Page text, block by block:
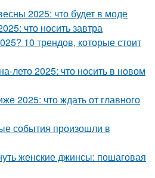
2025: что будет в моде
что носить завтра
10 трендов, которые стоит
лето 2025: что носить в новом
2025: что ждать от главного
события произошли в
женские джинсы: пошаговая